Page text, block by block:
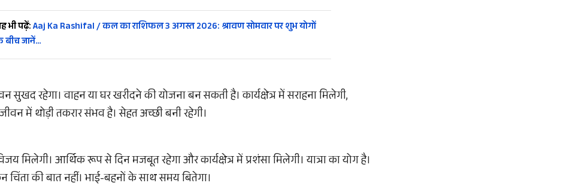
भी पढ़ें:Aaj Ka Rashifal / कल का राशिफल 3 अगस्त 2026: श्रावण सोमवार पर शुभ योगों
बीच जानें…
सुखद रहेगा। वाहन या घर खरीदने की योजना बन सकती है। कार्यक्षेत्र में सराहना मिलेगी,
में थोड़ी तकरार संभव है। सेहत अच्छी बनी रहेगी।
मिलेगी। आर्थिक रूप से दिन मजबूत रहेगा और कार्यक्षेत्र में प्रशंसा मिलेगी। यात्रा का योग है।
चिंता की बात नहीं। भाई-बहनों के साथ समय बितेगा।